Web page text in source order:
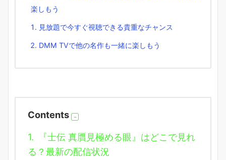
楽しもう
見放題で今すぐ視聴できる貴重なチャンス
DMM TVで他の名作も一緒に楽しもう
Contents
1.
『士伝 真贋見極める眼』はどこで見れ
る？最新の配信状況